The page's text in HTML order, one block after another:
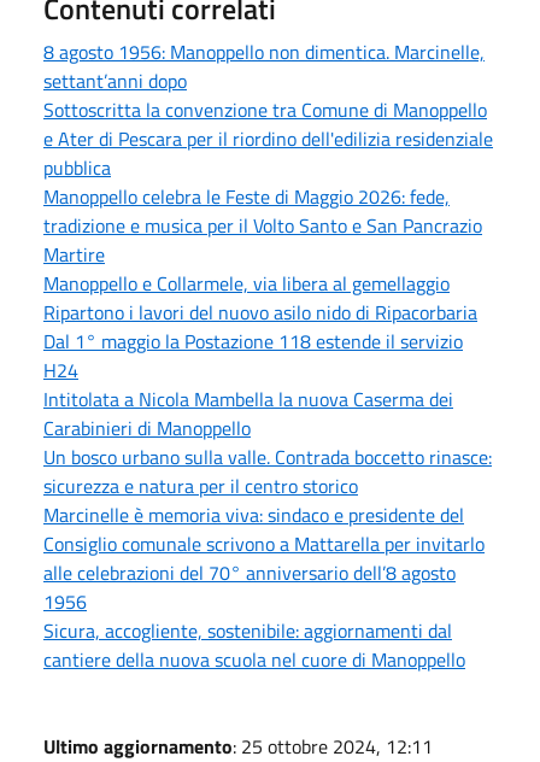
8 agosto 1956: Manoppello non dimentica. Marcinelle,
settant’anni dopo
Sottoscritta la convenzione tra Comune di Manoppello
e Ater di Pescara per il riordino dell'edilizia residenziale
pubblica
Manoppello celebra le Feste di Maggio 2026: fede,
tradizione e musica per il Volto Santo e San Pancrazio
Martire
Manoppello e Collarmele, via libera al gemellaggio
Ripartono i lavori del nuovo asilo nido di Ripacorbaria
Dal 1° maggio la Postazione 118 estende il servizio
H24
Intitolata a Nicola Mambella la nuova Caserma dei
Carabinieri di Manoppello
Un bosco urbano sulla valle. Contrada boccetto rinasce:
sicurezza e natura per il centro storico
Marcinelle è memoria viva: sindaco e presidente del
Consiglio comunale scrivono a Mattarella per invitarlo
alle celebrazioni del 70° anniversario dell’8 agosto
1956
Sicura, accogliente, sostenibile: aggiornamenti dal
cantiere della nuova scuola nel cuore di Manoppello
Ultimo aggiornamento: 25 ottobre 2024, 12:11